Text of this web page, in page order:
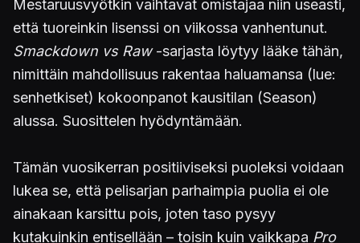
Mestaruusvyötkin vaihtavat omistajaa niin useasti,
että tuoreinkin lisenssi on viikossa vanhentunut.
Smackdown vs Raw-sarjasta löytyy lääke tähän,
nimittäin mahdollisuus rakentaa haluamansa (lue:
senhetkiset) kokoonpanot kausitilan (Season)
alussa. Suosittelen hyödyntämään.
Tämän vuosikerran positiiviseksi puoleksi voidaan
lukea se, että pelisarjan parhaimpia puolia ei ole
ainakaan karsittu pois, joten taso pysyy
kutakuinkin entisellään – toisin kuin vaikkapa Pro